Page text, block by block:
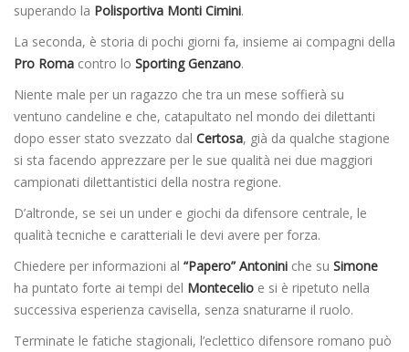
superando la Polisportiva Monti Cimini.
La seconda, è storia di pochi giorni fa, insieme ai compagni della
Pro Roma contro lo Sporting Genzano.
Niente male per un ragazzo che tra un mese soffierà su
ventuno candeline e che, catapultato nel mondo dei dilettanti
dopo esser stato svezzato dal Certosa, già da qualche stagione
si sta facendo apprezzare per le sue qualità nei due maggiori
campionati dilettantistici della nostra regione.
D’altronde, se sei un under e giochi da difensore centrale, le
qualità tecniche e caratteriali le devi avere per forza.
Chiedere per informazioni al “Papero” Antonini che su Simone
ha puntato forte ai tempi del Montecelio e si è ripetuto nella
successiva esperienza cavisella, senza snaturarne il ruolo.
Terminate le fatiche stagionali, l’eclettico difensore romano può